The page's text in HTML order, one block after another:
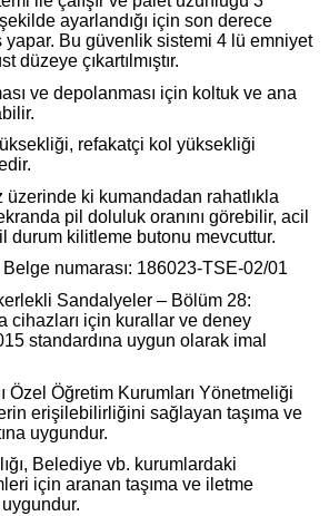
ayarlandığı için son derece
yapar. Bu güvenlik sistemi 4 lü emniyet
düzeye çıkartılmıştır.
ve depolanması için koltuk ve ana
refakatçi kol yüksekliği
üzerinde ki kumandadan rahatlıkla
pil doluluk oranını görebilir, acil
durum kilitleme butonu mevcuttur.
numarası: 186023-TSE-02/01
Sandalyeler – Bölüm 28:
cihazları için kurallar ve deney
standardına uygun olarak imal
Özel Öğretim Kurumları Yönetmeliği
erişilebilirliğini sağlayan taşıma ve
uygundur.
Belediye vb. kurumlardaki
için aranan taşıma ve iletme